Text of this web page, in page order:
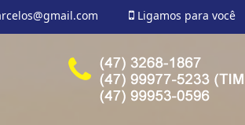
Ligamos para você